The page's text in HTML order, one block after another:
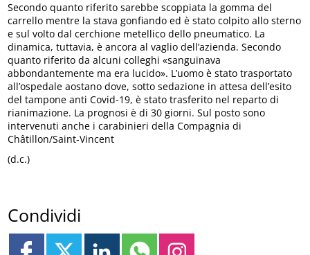
Secondo quanto riferito sarebbe scoppiata la gomma del
carrello mentre la stava gonfiando ed è stato colpito allo sterno
e sul volto dal cerchione metellico dello pneumatico. La
dinamica, tuttavia, è ancora al vaglio dell’azienda. Secondo
quanto riferito da alcuni colleghi «sanguinava
abbondantemente ma era lucido». L’uomo è stato trasportato
all’ospedale aostano dove, sotto sedazione in attesa dell’esito
del tampone anti Covid-19, è stato trasferito nel reparto di
rianimazione. La prognosi è di 30 giorni. Sul posto sono
intervenuti anche i carabinieri della Compagnia di
Châtillon/Saint-Vincent
(d.c.)
Condividi